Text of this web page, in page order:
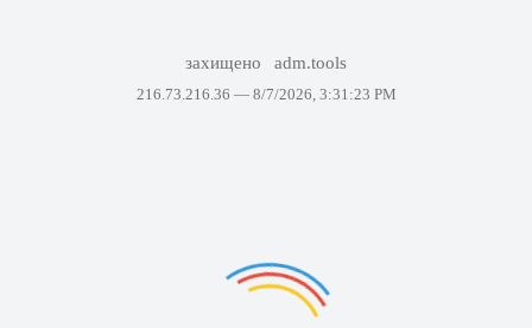
захищено adm.tools
216.73.216.36 — 8/7/2026, 3:31:23 PM